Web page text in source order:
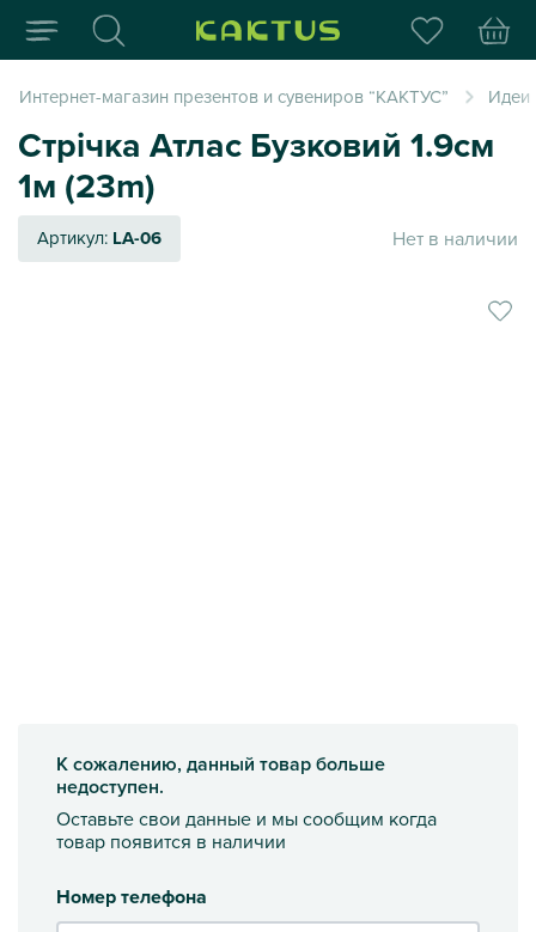
Интернет-магазин
Интернет-магазин презентов и сувениров “КАКТУС” Идеи
Стрічка Атлас Бузковий 1.9см
1м (23m)
Артикул: LA-06 Нет в наличии
К сожалению, данный товар больше
недоступен.
Оставьте свои данные и мы сообщим когда
товар появится в наличии
Номер телефона